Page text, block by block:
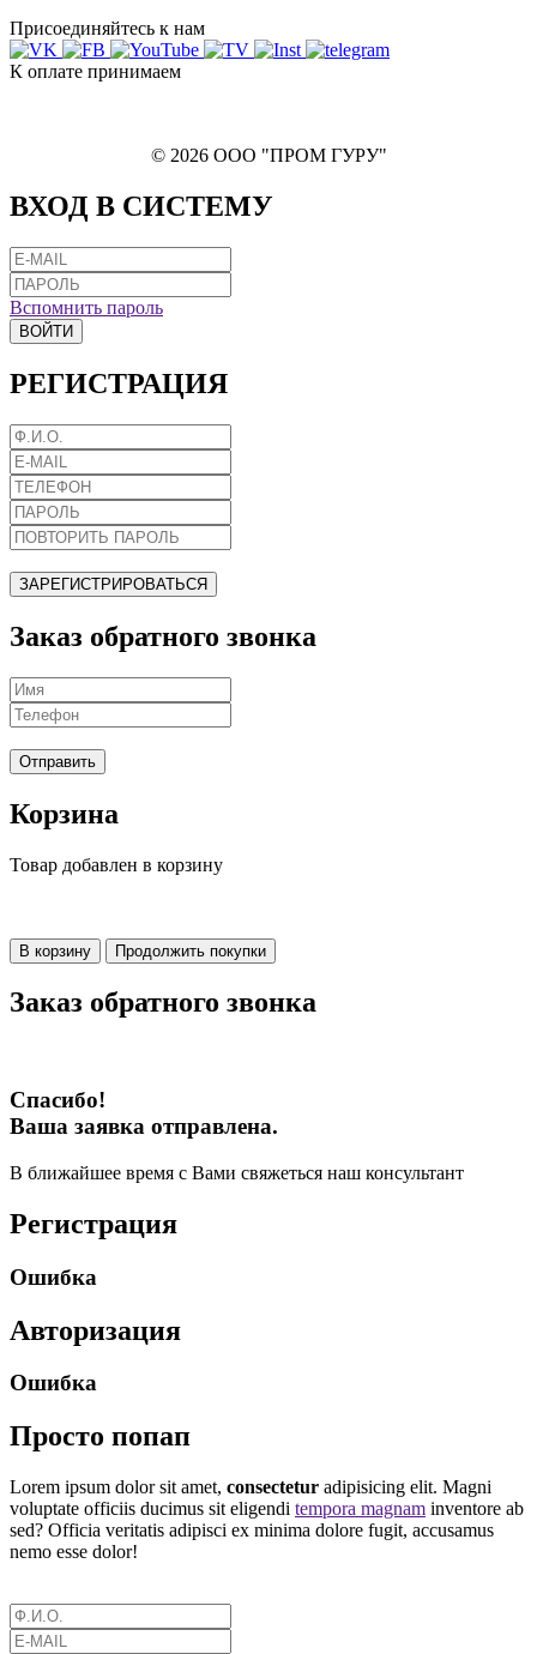
Присоединяйтесь к нам
К оплате принимаем
© 2026 ООО "ПРОМ ГУРУ"
ВХОД В СИСТЕМУ
Вспомнить пароль
ВОЙТИ
РЕГИСТРАЦИЯ
ЗАРЕГИСТРИРОВАТЬСЯ
Заказ обратного звонка
Отправить
Корзина
Товар добавлен в корзину
В корзину Продолжить покупки
Заказ обратного звонка
Спасибо!
Ваша заявка отправлена.
В ближайшее время с Вами свяжеться наш консультант
Регистрация
Ошибка
Авторизация
Ошибка
Просто попап
Lorem ipsum dolor sit amet, consectetur adipisicing elit. Magni
voluptate officiis ducimus sit eligendi tempora magnam inventore ab
sed? Officia veritatis adipisci ex minima dolore fugit, accusamus
nemo esse dolor!